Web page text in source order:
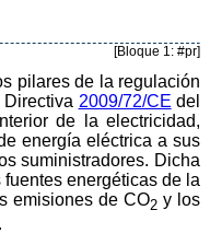
[Bloque 1: #pr]
pilares de la regulación
2009/72/CE del
de la electricidad,
energía eléctrica a sus
suministradores. Dicha
energéticas de la
emisiones de CO2y los